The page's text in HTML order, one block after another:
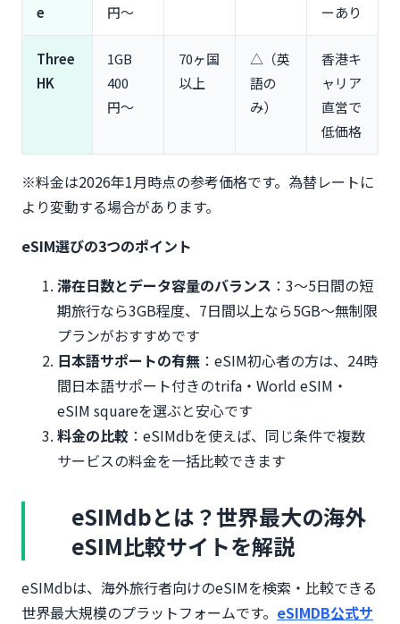
よくある質問（FAQ）
Q1. eSIMdbは無料で使える？
Q2. eSIMとSIMカードはどっちがおすすめ？
Q3. eSIMは複数端末で使える？
Q4. 電話番号付きのeSIMはある？
Q6. eSIMの購入は出発何日前がベスト？
Q7. 旅行当日でもeSIMは購入できる？
Q8. eSIMが使えない機種はどうすればいい？
よう
e
円〜
ーあり
Three
HK
1GB
400
円〜
70ヶ国
以上
△（英
語の
み）
香港キ
ャリア
直営で
低価格
※料金は2026年1月時点の参考価格です。為替レートに
より変動する場合があります。
eSIM選びの3つのポイント
滞在日数とデータ容量のバランス ：3〜5日間の短
期旅行なら3GB程度、7日間以上なら5GB〜無制限
プランがおすすめです
日本語サポートの有無 ：eSIM初心者の方は、24時
間日本語サポート付きのtrifa・World eSIM・
eSIM squareを選ぶと安心です
料金の比較 ：eSIMdbを使えば、同じ条件で複数
サービスの料金を一括比較できます
eSIMdbとは？世界最大の海外
eSIM比較サイトを解説
eSIMdbは、海外旅行者向けのeSIMを検索・比較できる
世界最大規模のプラットフォームです。 eSIMDB公式サ